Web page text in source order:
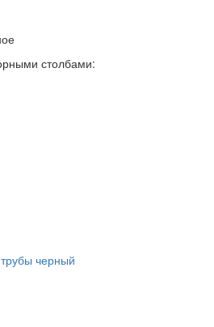
столбами:
черный